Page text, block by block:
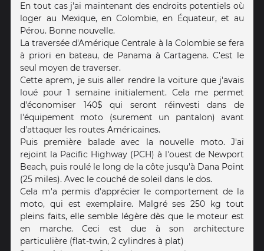
En tout cas j'ai maintenant des endroits potentiels où
loger au Mexique, en Colombie, en Équateur, et au
Pérou. Bonne nouvelle.
La traversée d'Amérique Centrale à la Colombie se fera
à priori en bateau, de Panama à Cartagena. C'est le
seul moyen de traverser.
Cette aprem, je suis aller rendre la voiture que j'avais
loué pour 1 semaine initialement. Cela me permet
d'économiser 140$ qui seront réinvesti dans de
l'équipement moto (surement un pantalon) avant
d'attaquer les routes Américaines.
Puis première balade avec la nouvelle moto. J'ai
rejoint la Pacific Highway (PCH) à l'ouest de Newport
Beach, puis roulé le long de la côte jusqu'à Dana Point
(25 miles). Avec le couché de soleil dans le dos.
Cela m'a permis d'apprécier le comportement de la
moto, qui est exemplaire. Malgré ses 250 kg tout
pleins faits, elle semble légère dès que le moteur est
en marche. Ceci est due à son architecture
particulière (flat-twin, 2 cylindres à plat)